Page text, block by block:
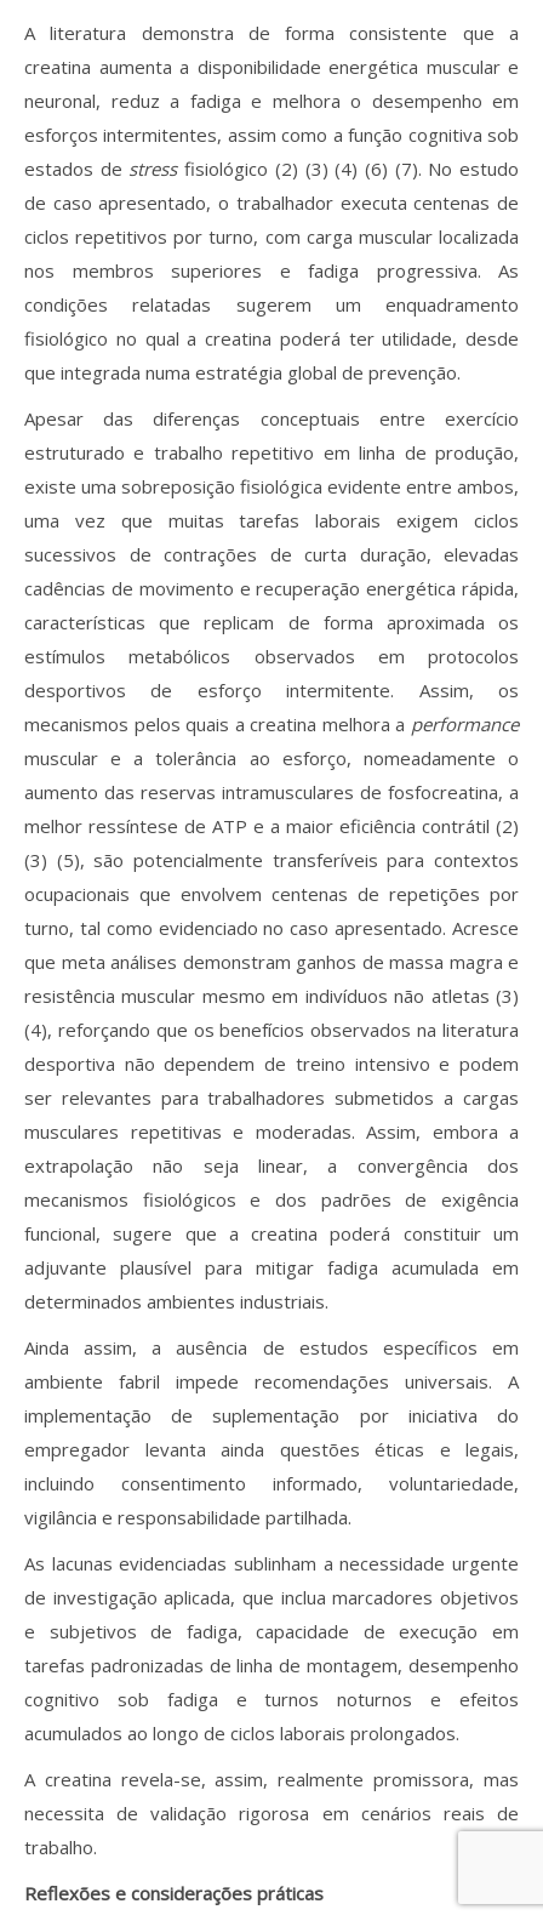
A literatura demonstra de forma consistente que a
creatina aumenta a disponibilidade energética muscular e
neuronal, reduz a fadiga e melhora o desempenho em
esforços intermitentes, assim como a função cognitiva sob
estados de stressfisiológico (2) (3) (4) (6) (7). No estudo
de caso apresentado, o trabalhador executa centenas de
ciclos repetitivos por turno, com carga muscular localizada
nos membros superiores e fadiga progressiva. As
condições relatadas sugerem um enquadramento
fisiológico no qual a creatina poderá ter utilidade, desde
que integrada numa estratégia global de prevenção.
Apesar das diferenças conceptuais entre exercício
estruturado e trabalho repetitivo em linha de produção,
existe uma sobreposição fisiológica evidente entre ambos,
uma vez que muitas tarefas laborais exigem ciclos
sucessivos de contrações de curta duração, elevadas
cadências de movimento e recuperação energética rápida,
características que replicam de forma aproximada os
estímulos metabólicos observados em protocolos
desportivos de esforço intermitente. Assim, os
mecanismos pelos quais a creatina melhora a performance
muscular e a tolerância ao esforço, nomeadamente o
aumento das reservas intramusculares de fosfocreatina, a
melhor ressíntese de ATP e a maior eficiência contrátil (2)
(3) (5), são potencialmente transferíveis para contextos
ocupacionais que envolvem centenas de repetições por
turno, tal como evidenciado no caso apresentado. Acresce
que meta análises demonstram ganhos de massa magra e
resistência muscular mesmo em indivíduos não atletas (3)
(4), reforçando que os benefícios observados na literatura
desportiva não dependem de treino intensivo e podem
ser relevantes para trabalhadores submetidos a cargas
musculares repetitivas e moderadas. Assim, embora a
extrapolação não seja linear, a convergência dos
mecanismos fisiológicos e dos padrões de exigência
funcional, sugere que a creatina poderá constituir um
adjuvante plausível para mitigar fadiga acumulada em
determinados ambientes industriais.
Ainda assim, a ausência de estudos específicos em
ambiente fabril impede recomendações universais. A
implementação de suplementação por iniciativa do
empregador levanta ainda questões éticas e legais,
incluindo consentimento informado, voluntariedade,
vigilância e responsabilidade partilhada.
As lacunas evidenciadas sublinham a necessidade urgente
de investigação aplicada, que inclua marcadores objetivos
e subjetivos de fadiga, capacidade de execução em
tarefas padronizadas de linha de montagem, desempenho
cognitivo sob fadiga e turnos noturnos e efeitos
acumulados ao longo de ciclos laborais prolongados.
A creatina revela-se, assim, realmente promissora, mas
necessita de validação rigorosa em cenários reais de
trabalho.
Reflexões e considerações práticas